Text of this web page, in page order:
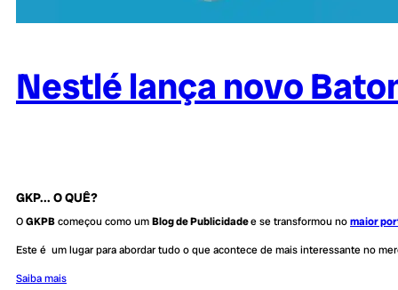
Nestlé lança novo
GKP... O QUÊ?
OGKPBcomeçou como umBlog de Publicidadee se transformou nomaior
Este é um lugar para abordar tudo o que acontece de mais interessante no
Saiba mais